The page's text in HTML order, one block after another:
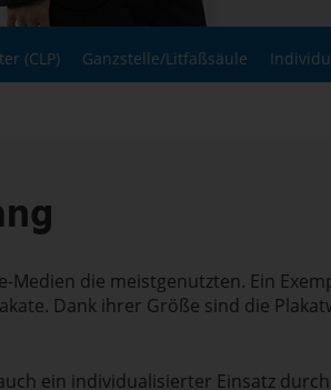
(CLP) Ganzstelle/Litfaßsäule
die meistgenutzten. Ein
Dank ihrer Größe sind die
ein individualisierter Einsatz